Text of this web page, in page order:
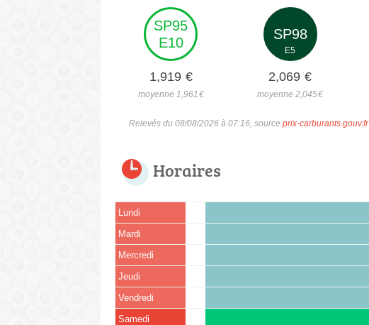
SP95
E10
1,919 €
moyenne 1,961 €
SP98
E5
2,069 €
moyenne 2,045€
Relevés du 08/08/2026 à 07:16, source prix-carburants.gouv.fr
Horaires
Lundi
Mardi
Mercredi
Jeudi
Vendredi
Samedi